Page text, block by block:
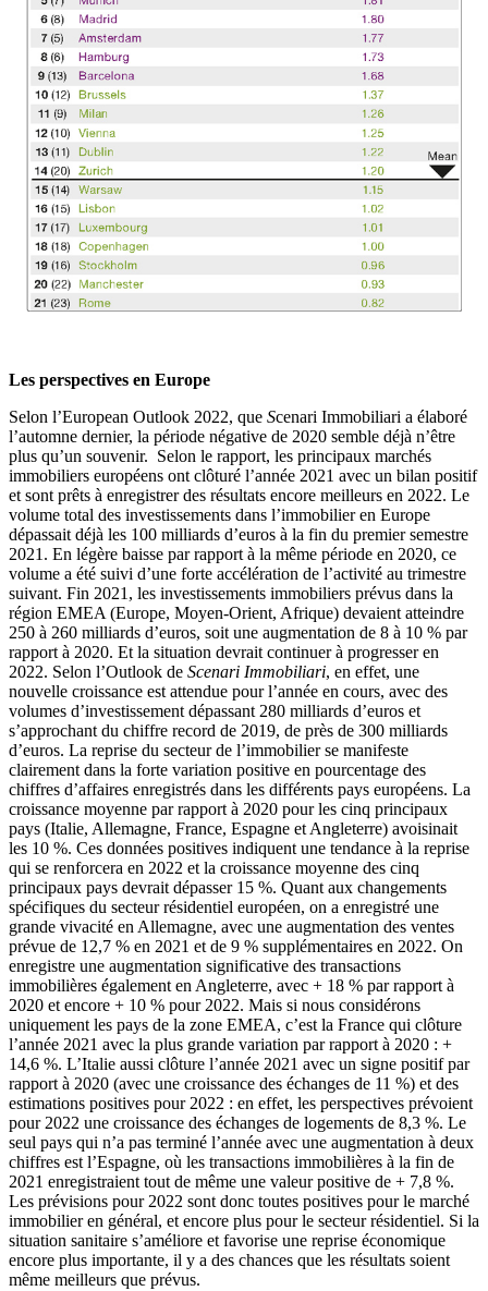
Les perspectives en Europe
Selon l’European Outlook 2022, que Scenari Immobiliari a élaboré
l’automne dernier, la période négative de 2020 semble déjà n’être
plus qu’un souvenir. Selon le rapport, les principaux marchés
immobiliers européens ont clôturé l’année 2021 avec un bilan positif
et sont prêts à enregistrer des résultats encore meilleurs en 2022. Le
volume total des investissements dans l’immobilier en Europe
dépassait déjà les 100 milliards d’euros à la fin du premier semestre
2021. En légère baisse par rapport à la même période en 2020, ce
volume a été suivi d’une forte accélération de l’activité au trimestre
suivant. Fin 2021, les investissements immobiliers prévus dans la
région EMEA (Europe, Moyen-Orient, Afrique) devaient atteindre
250 à 260 milliards d’euros, soit une augmentation de 8 à 10 % par
rapport à 2020. Et la situation devrait continuer à progresser en
2022. Selon l’Outlook de Scenari Immobiliari, en effet, une
nouvelle croissance est attendue pour l’année en cours, avec des
volumes d’investissement dépassant 280 milliards d’euros et
s’approchant du chiffre record de 2019, de près de 300 milliards
d’euros. La reprise du secteur de l’immobilier se manifeste
clairement dans la forte variation positive en pourcentage des
chiffres d’affaires enregistrés dans les différents pays européens. La
croissance moyenne par rapport à 2020 pour les cinq principaux
pays (Italie, Allemagne, France, Espagne et Angleterre) avoisinait
les 10 %. Ces données positives indiquent une tendance à la reprise
qui se renforcera en 2022 et la croissance moyenne des cinq
principaux pays devrait dépasser 15 %. Quant aux changements
spécifiques du secteur résidentiel européen, on a enregistré une
grande vivacité en Allemagne, avec une augmentation des ventes
prévue de 12,7 % en 2021 et de 9 % supplémentaires en 2022. On
enregistre une augmentation significative des transactions
immobilières également en Angleterre, avec + 18 % par rapport à
2020 et encore + 10 % pour 2022. Mais si nous considérons
uniquement les pays de la zone EMEA, c’est la France qui clôture
l’année 2021 avec la plus grande variation par rapport à 2020 : +
14,6 %. L’Italie aussi clôture l’année 2021 avec un signe positif par
rapport à 2020 (avec une croissance des échanges de 11 %) et des
estimations positives pour 2022 : en effet, les perspectives prévoient
pour 2022 une croissance des échanges de logements de 8,3 %. Le
seul pays qui n’a pas terminé l’année avec une augmentation à deux
chiffres est l’Espagne, où les transactions immobilières à la fin de
2021 enregistraient tout de même une valeur positive de + 7,8 %.
Les prévisions pour 2022 sont donc toutes positives pour le marché
immobilier en général, et encore plus pour le secteur résidentiel. Si la
situation sanitaire s’améliore et favorise une reprise économique
encore plus importante, il y a des chances que les résultats soient
même meilleurs que prévus.